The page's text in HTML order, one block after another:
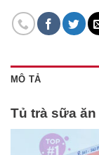
MÔ TẢ
Tủ trà sữa ăn